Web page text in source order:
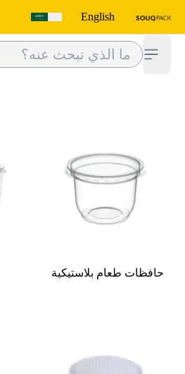
English
فتح الشريط الجانبي
حافظات طعام بلاستيكية